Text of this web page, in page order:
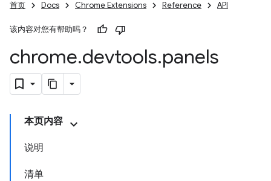
首页 Docs Chrome Extensions Reference API
该内容对您有帮助吗？
chrome.devtools.panels
本页内容
说明
清单